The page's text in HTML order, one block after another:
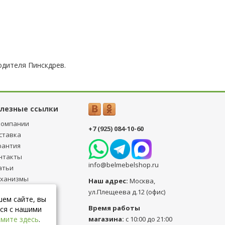
Пинскдрев.
ссылки
оферта
+7 (925) 084-10-60
info@belmebelshop.ru
Наш адрес: Москва,
ул.Плещеева д.12 (офис)
Время работы
магазина: с 10:00 до 21:00
сайте, вы
с нашими
здесь.